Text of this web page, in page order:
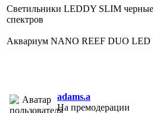
Cветильники LEDDY SLIM
спектров
Аквариум NANO REEF DUO LED
adams.a
На премодерации